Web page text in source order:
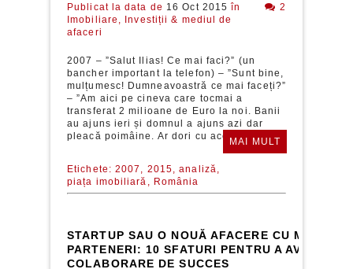
Publicat la data de 16 Oct 2015 în
Imobiliare,
Investiții & mediul de
afaceri
2
2007 – ”Salut Ilias! Ce mai faci?” (un
bancher important la telefon) – ”Sunt bine,
mulțumesc! Dumneavoastră ce mai faceți?”
– ”Am aici pe cineva care tocmai a
transferat 2 milioane de Euro la noi. Banii
au ajuns ieri și domnul a ajuns azi dar
pleacă poimâine. Ar dori cu acei bani să...
MAI MULT
Etichete: 2007, 2015,
analiză,
piața imobiliară,
România
STARTUP SAU O NOUĂ AFACERE CU MAI
PARTENERI: 10 SFATURI PENTRU A AVEA O
COLABORARE DE SUCCES